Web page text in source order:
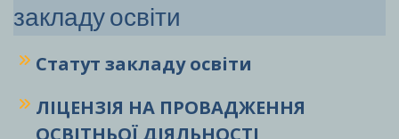
закладу освіти
Статут закладу освіти
ЛІЦЕНЗІЯ НА ПРОВАДЖЕННЯ
ОСВІТНЬОЇ ДІЯЛЬНОСТІ